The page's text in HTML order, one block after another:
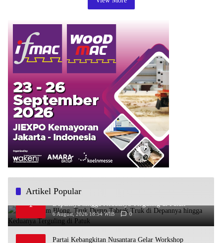
Artikel Popular
1
Diduga Rem Blong, Truk Dump Tabrak Truk di
Depannya hingga Keduanya Terguling di Patuk
6 August, 2026 18:54 WIB 0
Partai Kebangkitan Nusantara Gelar Workshop